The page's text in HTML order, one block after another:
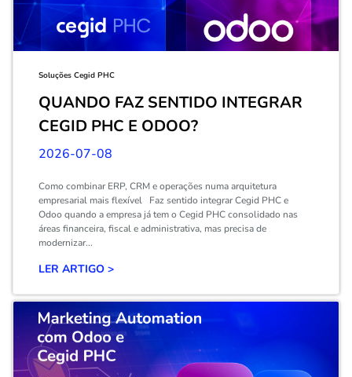
Soluções Cegid PHC
QUANDO FAZ SENTIDO INTEGRAR
CEGID PHC E ODOO?
2026-07-08
Como combinar ERP, CRM e operações numa arquitetura
empresarial mais flexível Faz sentido integrar Cegid PHC e
Odoo quando a empresa já tem o Cegid PHC consolidado nas
áreas financeira, fiscal e administrativa, mas precisa de
modernizar...
LER ARTIGO >